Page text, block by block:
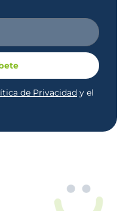
de Privacidad y el